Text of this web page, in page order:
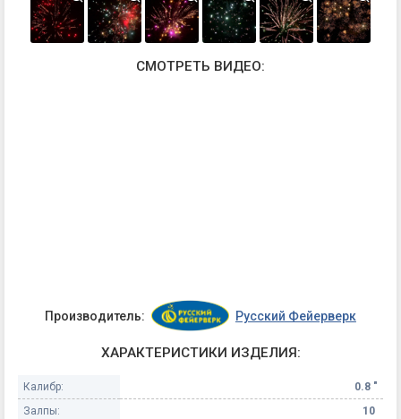
СМОТРЕТЬ ВИДЕО:
Производитель: Русский Фейерверк
ХАРАКТЕРИСТИКИ ИЗДЕЛИЯ:
Калибр:
0.8 "
Залпы:
10